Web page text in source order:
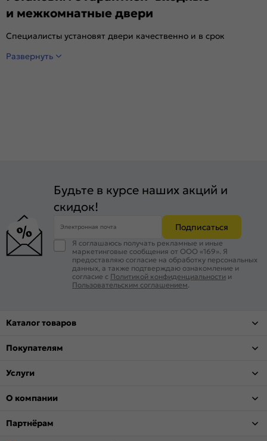
и межкомнатные двери
Специалисты установят двери качественно и в срок
Развернуть
Будьте в курсе наших акций и
скидок!
Электронная почта Подписаться
Я соглашаюсь получать рекламные и иные
маркетинговые сообщения от ООО «169». Я
предоставляю согласие на обработку персональных
данных, а также подтверждаю ознакомление и
согласие с Политикой конфиденциальности и
Пользовательским соглашением
Каталог товаров
Покупателям
Услуги
О компании
Партнёрам